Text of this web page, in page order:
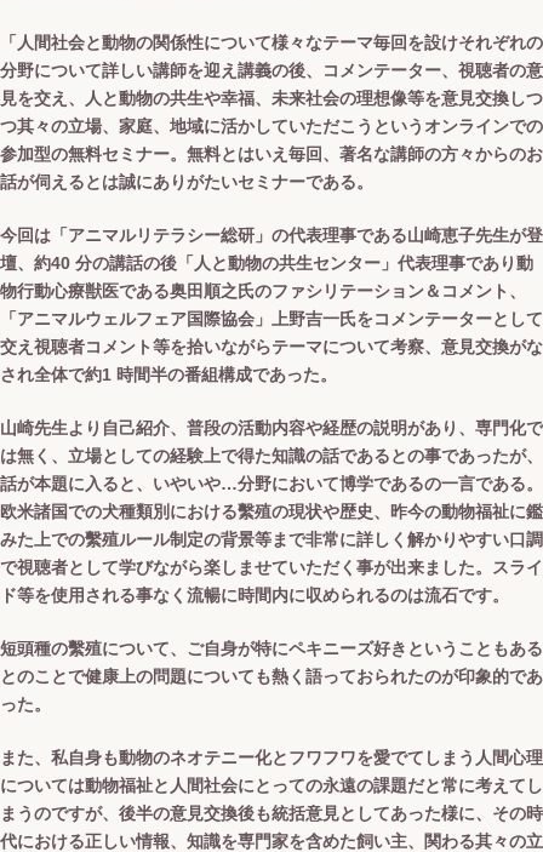
「人間社会と動物の関係性について様々なテーマ毎回を設けそれぞれの
分野について詳しい講師を迎え講義の後、コメンテーター、視聴者の意
見を交え、人と動物の共生や幸福、未来社会の理想像等を意見交換しつ
つ其々の立場、家庭、地域に活かしていただこうというオンラインでの
参加型の無料セミナー。無料とはいえ毎回、著名な講師の方々からのお
話が伺えるとは誠にありがたいセミナーである。
今回は「アニマルリテラシー総研」の代表理事である山崎恵子先生が登
壇、約40 分の講話の後「人と動物の共生センター」代表理事であり動
物行動心療獣医である奥田順之氏のファシリテーション＆コメント、
「アニマルウェルフェア国際協会」上野吉一氏をコメンテーターとして
交え視聴者コメント等を拾いながらテーマについて考察、意見交換がな
され全体で約1 時間半の番組構成であった。
山崎先生より自己紹介、普段の活動内容や経歴の説明があり、専門化で
は無く、立場としての経験上で得た知識の話であるとの事であったが、
話が本題に入ると、いやいや…分野において博学であるの一言である。
欧米諸国での犬種類別における繫殖の現状や歴史、昨今の動物福祉に鑑
みた上での繫殖ルール制定の背景等まで非常に詳しく解かりやすい口調
で視聴者として学びながら楽しませていただく事が出来ました。スライ
ド等を使用される事なく流暢に時間内に収められるのは流石です。
短頭種の繫殖について、ご自身が特にペキニーズ好きということもある
とのことで健康上の問題についても熱く語っておられたのが印象的であ
った。
また、私自身も動物のネオテニー化とフワフワを愛でてしまう人間心理
については動物福祉と人間社会にとっての永遠の課題だと常に考えてし
まうのですが、後半の意見交換後も統括意見としてあった様に、その時
代における正しい情報、知識を専門家を含めた飼い主、関わる其々の立